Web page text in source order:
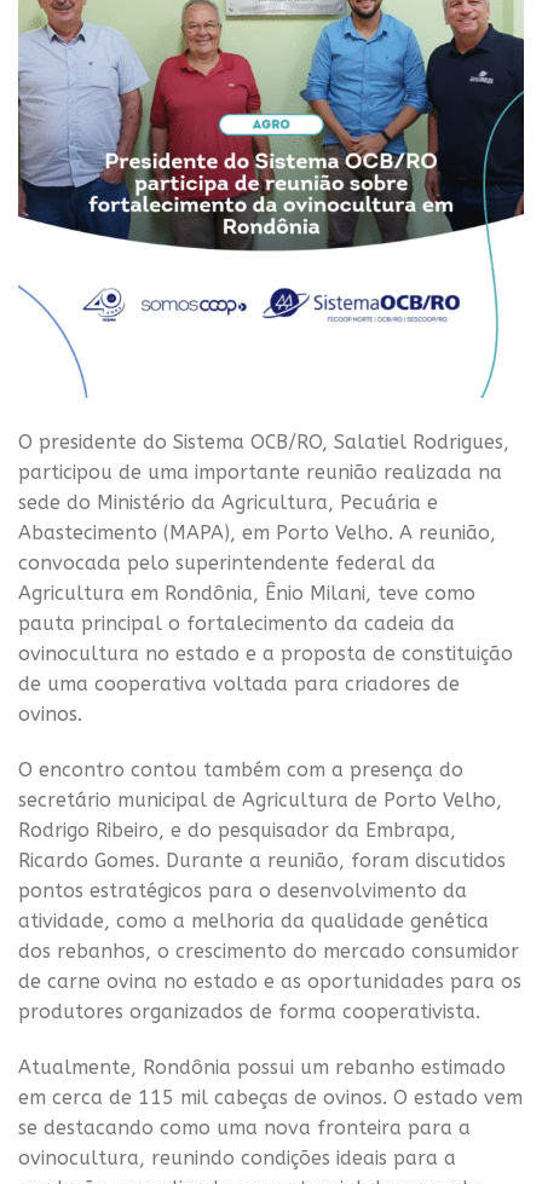
O presidente do Sistema OCB/RO, Salatiel Rodrigues,
participou de uma importante reunião realizada na
sede do Ministério da Agricultura, Pecuária e
Abastecimento (MAPA), em Porto Velho. A reunião,
convocada pelo superintendente federal da
Agricultura em Rondônia, Ênio Milani, teve como
pauta principal o fortalecimento da cadeia da
ovinocultura no estado e a proposta de constituição
de uma cooperativa voltada para criadores de
ovinos.
O encontro contou também com a presença do
secretário municipal de Agricultura de Porto Velho,
Rodrigo Ribeiro, e do pesquisador da Embrapa,
Ricardo Gomes. Durante a reunião, foram discutidos
pontos estratégicos para o desenvolvimento da
atividade, como a melhoria da qualidade genética
dos rebanhos, o crescimento do mercado consumidor
de carne ovina no estado e as oportunidades para os
produtores organizados de forma cooperativista.
Atualmente, Rondônia possui um rebanho estimado
em cerca de 115 mil cabeças de ovinos. O estado vem
se destacando como uma nova fronteira para a
ovinocultura, reunindo condições ideais para a